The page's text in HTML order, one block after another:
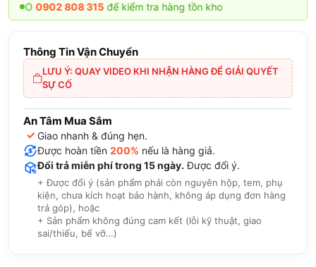
0902 808 315để kiểm tra hàng tồn kho
Thông Tin Vận Chuyển
LƯU Ý: QUAY VIDEO KHI NHẬN HÀNG ĐỂ GIẢI QUYẾT
SỰ CỐ
An Tâm Mua Sắm
✓ Giao nhanh & đúng hẹn.
Được hoàn tiền 200% nếu là hàng giả.
Đổi trả miễn phí trong 15 ngày. Được đổi ý.
+ Được đổi ý (sản phẩm phải còn nguyên hộp, tem, phụ
kiện, chưa kích hoạt bảo hành, không áp dụng đơn hàng
trả góp), hoặc
+ Sản phẩm không đúng cam kết (lỗi kỹ thuật, giao
sai/thiếu, bể vỡ…)